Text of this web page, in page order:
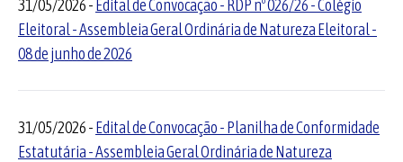
31/05/2026 - Edital de Convocação - RDP nº 026/26 - Colégio
Eleitoral - Assembleia Geral Ordinária de Natureza Eleitoral -
08 de junho de 2026
31/05/2026 -Edital de Convocação - Planilha de Conformidade
Estatutária - Assembleia Geral Ordinária de Natureza